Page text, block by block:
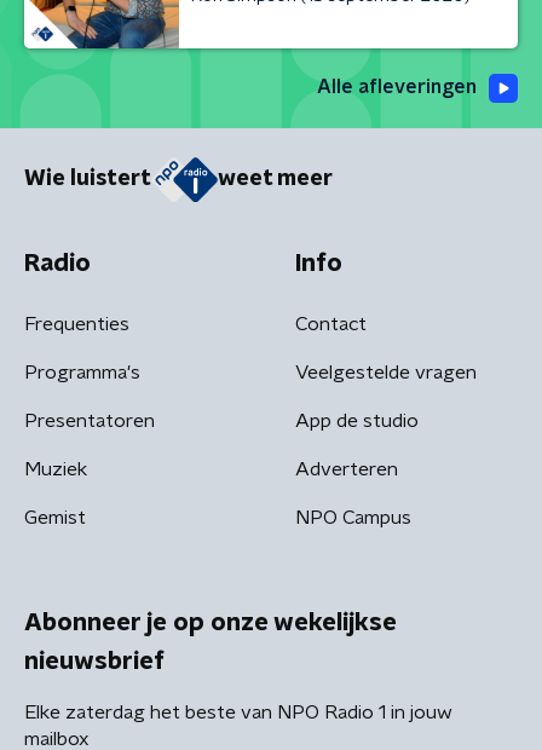
Alle afleveringen
Wie luistert weet meer
Radio
Frequenties
Programma's
Presentatoren
Muziek
Gemist
Info
Contact
Veelgestelde vragen
App de studio
Adverteren
NPO Campus
Abonneer je op onze wekelijkse
nieuwsbrief
Elke zaterdag het beste van NPO Radio 1 in jouw
mailbox